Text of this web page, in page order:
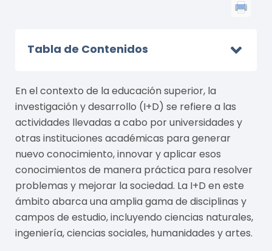
Tabla de Contenidos
En el contexto de la educación superior, la
investigación y desarrollo (I+D) se refiere a las
actividades llevadas a cabo por universidades y
otras instituciones académicas para generar
nuevo conocimiento, innovar y aplicar esos
conocimientos de manera práctica para resolver
problemas y mejorar la sociedad. La I+D en este
ámbito abarca una amplia gama de disciplinas y
campos de estudio, incluyendo ciencias naturales,
ingeniería, ciencias sociales, humanidades y artes.